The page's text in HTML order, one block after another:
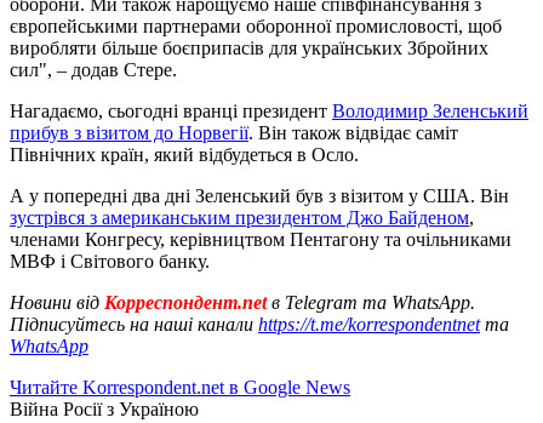
європейськими партнерами оборонної промисловості, щоб
виробляти більше боєприпасів для українських Збройних
сил", – додав Стере.
Нагадаємо, сьогодні вранці президент Володимир Зеленський
прибув з візитом до Норвегії. Він також відвідає саміт
Північних країн, який відбудеться в Осло.
А у попередні два дні Зеленський був з візитом у США. Він
зустрівся з американським президентом Джо Байденом,
членами Конгресу, керівництвом Пентагону та очільниками
МВФ і Світового банку.
Новини від Корреспондент.netв Telegram та WhatsApp.
Підписуйтесь на наші канали https://t.me/korrespondentnetта
WhatsApp
Читайте Korrespondent.net в Google News
Війна Росії з Україною